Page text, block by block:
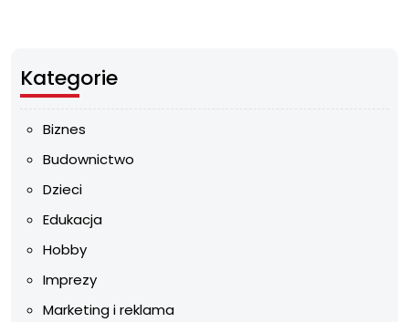
Kategorie
Biznes
Budownictwo
Dzieci
Edukacja
Hobby
Imprezy
Marketing i reklama